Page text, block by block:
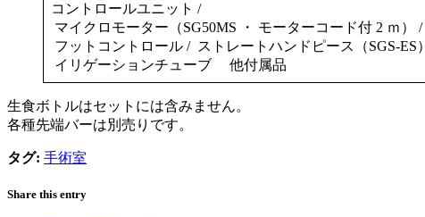
コントロールユニット /
マイクロモーター（SG50MS ・ モーターコード付 2 ｍ） /
フットコントロール / ストレートハンドピース（SGS-ES
イリゲーションチューブ 他付属品
生食ボトルはセットには含みません。
各種先端バーは別売りです。
タグ: 手術室
Share this entry